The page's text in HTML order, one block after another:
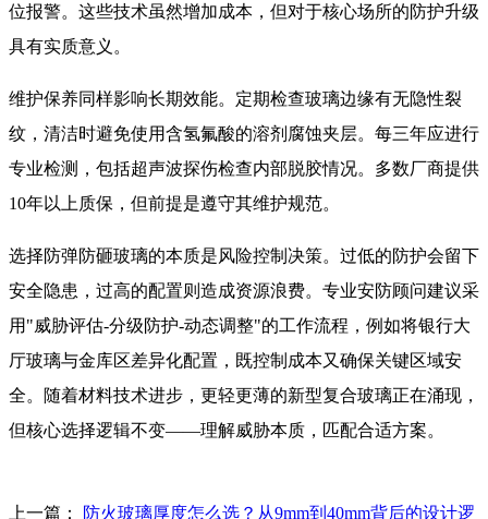
位报警。这些技术虽然增加成本，但对于核心场所的防护升级
具有实质意义。
维护保养同样影响长期效能。定期检查玻璃边缘有无隐性裂
纹，清洁时避免使用含氢氟酸的溶剂腐蚀夹层。每三年应进行
专业检测，包括超声波探伤检查内部脱胶情况。多数厂商提供
10年以上质保，但前提是遵守其维护规范。
选择防弹防砸玻璃的本质是风险控制决策。过低的防护会留下
安全隐患，过高的配置则造成资源浪费。专业安防顾问建议采
用"威胁评估-分级防护-动态调整"的工作流程，例如将银行大
厅玻璃与金库区差异化配置，既控制成本又确保关键区域安
全。随着材料技术进步，更轻更薄的新型复合玻璃正在涌现，
但核心选择逻辑不变——理解威胁本质，匹配合适方案。
上一篇： 防火玻璃厚度怎么选？从9mm到40mm背后的设计逻